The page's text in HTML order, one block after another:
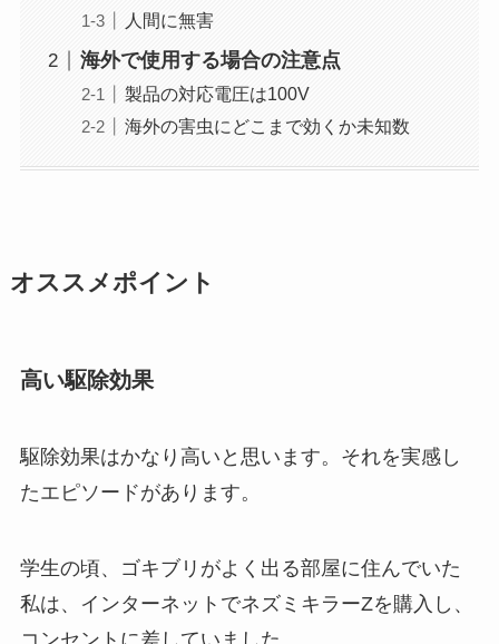
人間に無害
海外で使用する場合の注意点
製品の対応電圧は100V
海外の害虫にどこまで効くか未知数
オススメポイント
高い駆除効果
駆除効果はかなり高いと思います。それを実感し
たエピソードがあります。
学生の頃、ゴキブリがよく出る部屋に住んでいた
私は、インターネットでネズミキラーZを購入し、